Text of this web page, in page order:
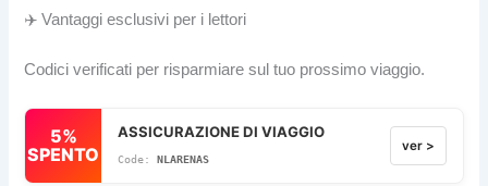
✈️ Vantaggi esclusivi per i lettori
Codici verificati per risparmiare sul tuo prossimo viaggio.
5%
SPENTO
ASSICURAZIONE DI VIAGGIO
NLARENAS
ver >